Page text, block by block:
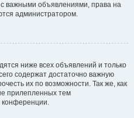
с важными объявлениями, права на
администратором.
ниже всех объявлений и только
содержат достаточно важную
их по возможности. Так же, как
прилепленных тем
конференции.